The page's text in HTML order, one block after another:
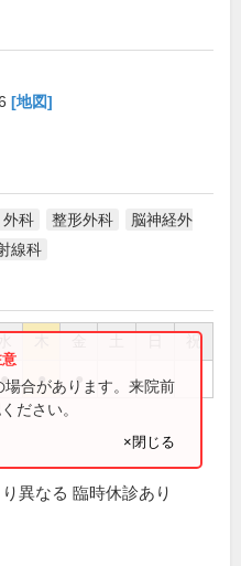
[地図]
外科 整形外科
脳神経外
線科
祝
● ● ●
合があります。来院前
ださい。
×閉じる
異なる 臨時休診あり